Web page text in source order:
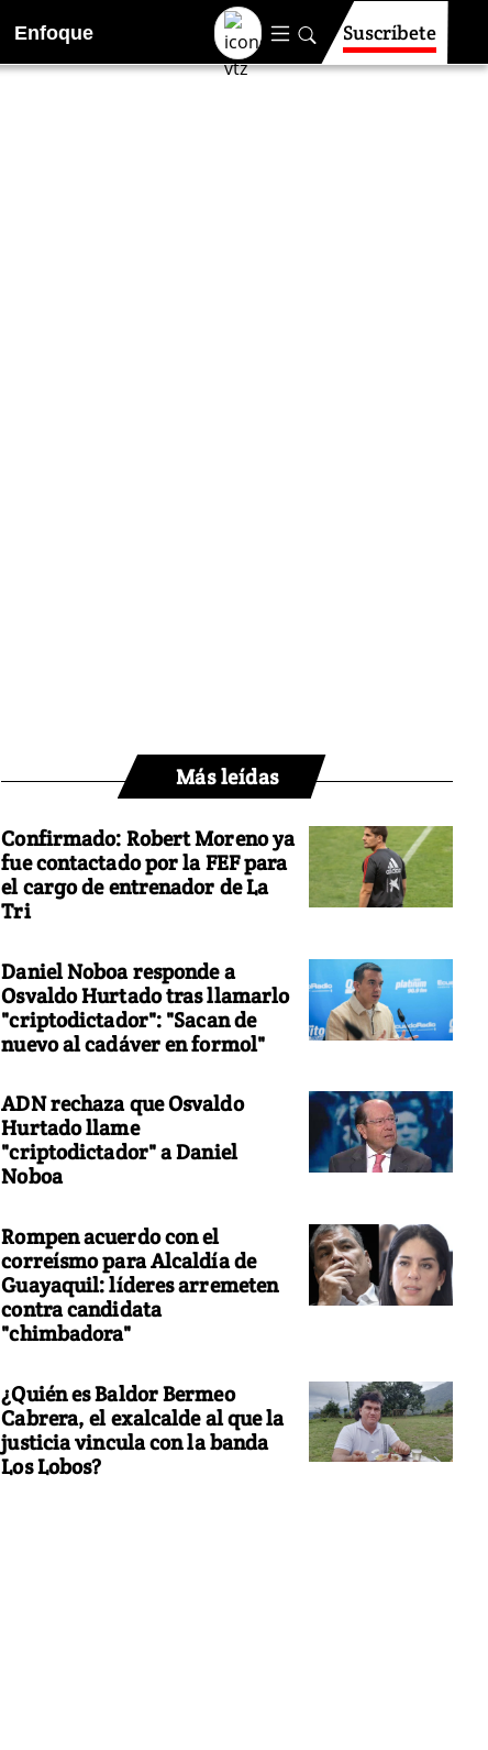
Enfoque Suscríbete
Más leídas
Confirmado: Robert Moreno ya
fue contactado por la FEF para
el cargo de entrenador de La
Tri
Daniel Noboa responde a
Osvaldo Hurtado tras llamarlo
"criptodictador": "Sacan de
nuevo al cadáver en formol"
ADN rechaza que Osvaldo
Hurtado llame
"criptodictador" a Daniel
Noboa
Rompen acuerdo con el
correísmo para Alcaldía de
Guayaquil: líderes arremeten
contra candidata
"chimbadora"
¿Quién es Baldor Bermeo
Cabrera, el exalcalde al que la
justicia vincula con la banda
Los Lobos?